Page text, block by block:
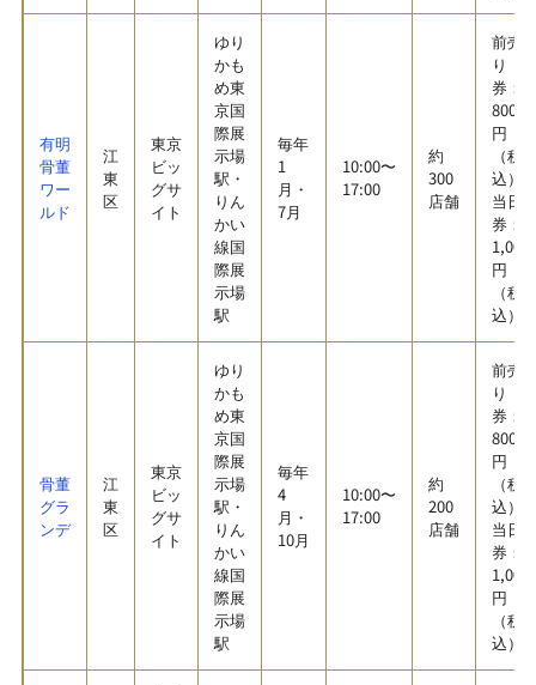
有明
骨董
ワー
ルド
江
東
区
東京
ビッ
グサ
イト
ゆり
かも
め東
京国
際展
示場
駅・
りん
かい
線国
際展
示場
駅
毎年
1
月・
7月
10:00〜
17:00
約
300
店舗
前売
り
券：
800
円
（税
込）
当日
券：
1,000
円
（税
込）
骨董
グラ
ンデ
江
東
区
東京
ビッ
グサ
イト
ゆり
かも
め東
京国
際展
示場
駅・
りん
かい
線国
際展
示場
駅
毎年
4
月・
10月
10:00〜
17:00
約
200
店舗
前売
り
券：
800
円
（税
込）
当日
券：
1,000
円
（税
込）